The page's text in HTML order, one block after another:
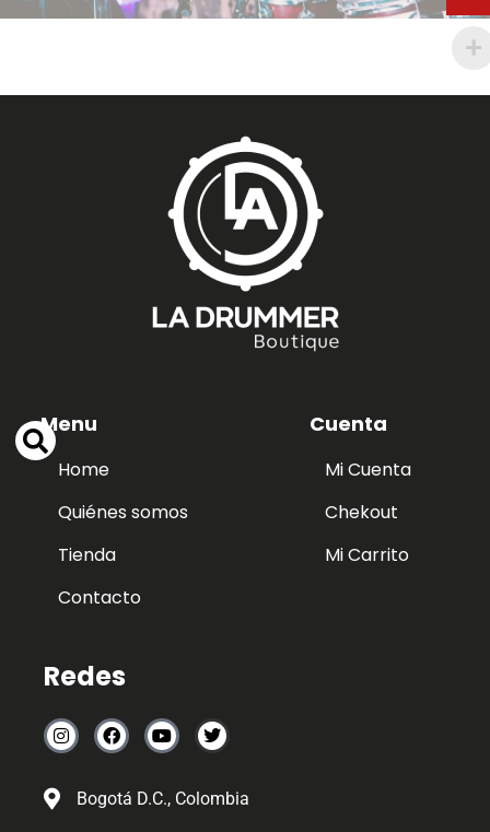
Menu
Home
Quiénes somos
Tienda
Contacto
Cuenta
Mi Cuenta
Chekout
Mi Carrito
Redes
Bogotá D.C., Colombia